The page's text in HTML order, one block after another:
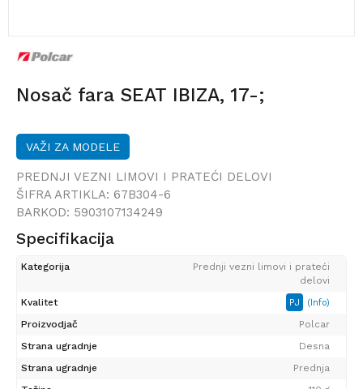
Nosač fara SEAT IBIZA, 17-;
VAŽI ZA MODELE
PREDNJI VEZNI LIMOVI I PRATEĆI DELOVI
ŠIFRA ARTIKLA: 67B304-6
BARKOD: 5903107134249
Specifikacija
Kategorija
Prednji vezni limovi i prateći
delovi
Kvalitet
PJ (Info)
Proizvodjač
Polcar
Strana ugradnje
Desna
Strana ugradnje
Prednja